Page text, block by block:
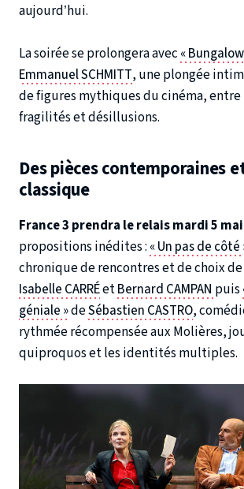
aujourd’hui.
La soirée se prolongera avec «
Emmanuel SCHMITT, une plongée
de figures mythiques du cinéma, entre
fragilités et désillusions.
Des pièces contemporaines
classique
France 3 prendra le relais mardi 5 mai
propositions inédites : « Un pas de côté
chronique de rencontres et de choix
Isabelle CARRÉetBernard CAMPAN puis
géniale »deSébastien CASTRO,
rythmée récompensée aux Molières,
quiproquos et les identités multiples.